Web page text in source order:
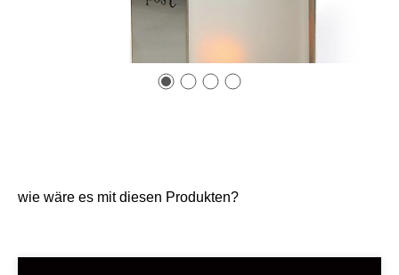
wie wäre es mit diesen Produkten?